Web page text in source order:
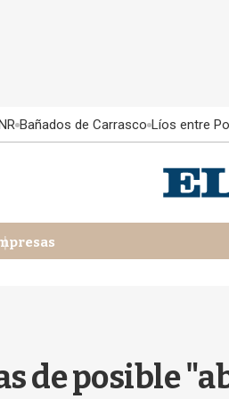
Bañados de Carrasco Líos entre
de posible